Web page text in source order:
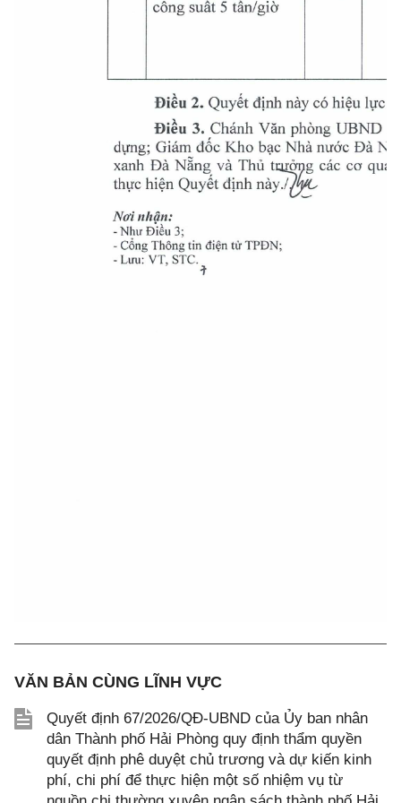
cong suât 5 tãnIgi
Diu 2. Quyt djnh nay có hiu 1rc
Diu 3. Chánh VAn phông UBND
dimg; Giám doe Kho bac Nhà nuâc Dà
xanh Dà NAng và Thu tg CC co
thirc hin Quyêt djnh nay.!
No'inhIn:
- Nhu Diêu 3;
- Cong Thông tin din tfr TPDN;
-Lu'u: VT, STC.
3
VĂN BẢN CÙNG LĨNH VỰC
Quyết định 67/2026/QĐ-UBND của Ủy ban nhân
dân Thành phố Hải Phòng quy định thẩm quyền
quyết định phê duyệt chủ trương và dự kiến kinh
phí, chi phí để thực hiện một số nhiệm vụ từ